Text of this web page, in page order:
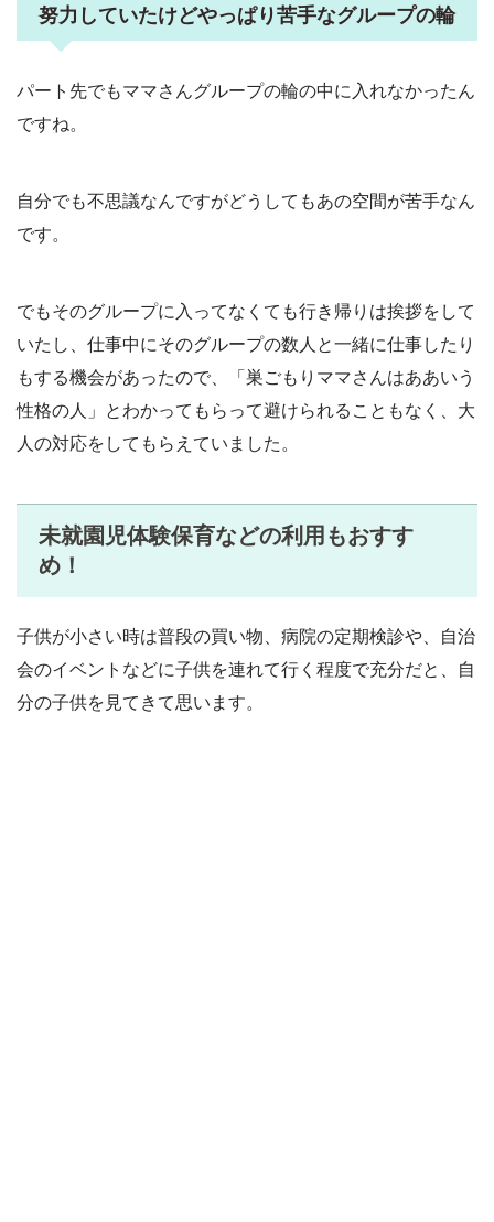
努力していたけどやっぱり苦手なグループの輪
パート先でもママさんグループの輪の中に入れなかったん
ですね。
自分でも不思議なんですがどうしてもあの空間が苦手なん
です。
でもそのグループに入ってなくても行き帰りは挨拶をして
いたし、仕事中にそのグループの数人と一緒に仕事したり
もする機会があったので、「巣ごもりママさんはああいう
性格の人」とわかってもらって避けられることもなく、大
人の対応をしてもらえていました。
未就園児体験保育などの利用もおすす
め！
子供が小さい時は普段の買い物、病院の定期検診や、自治
会のイベントなどに子供を連れて行く程度で充分だと、自
分の子供を見てきて思います。